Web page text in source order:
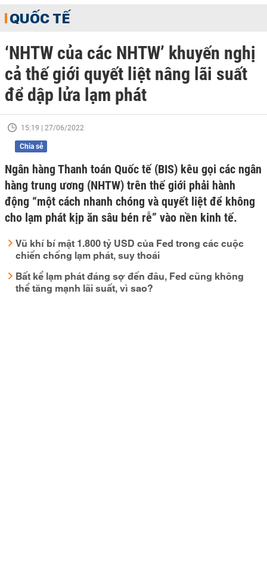
QUỐC TẾ
‘NHTW của các NHTW’ khuyến nghị
cả thế giới quyết liệt nâng lãi suất
để dập lửa lạm phát
15:19 | 27/06/2022
Chia sẻ
Ngân hàng Thanh toán Quốc tế (BIS) kêu gọi các ngân
hàng trung ương (NHTW) trên thế giới phải hành
động “một cách nhanh chóng và quyết liệt để không
cho lạm phát kịp ăn sâu bén rễ” vào nền kinh tế.
Vũ khí bí mật 1.800 tỷ USD của Fed trong các cuộc
chiến chống lạm phát, suy thoái
Bất kể lạm phát đáng sợ đến đâu, Fed cũng không
thể tăng mạnh lãi suất, vì sao?